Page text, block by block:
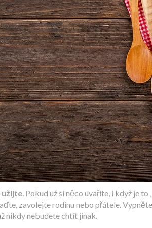
užijte . Pokud už si něco uvaříte, i když je
zavolejte rodinu nebo přátele.
nikdy nebudete chtít jinak.